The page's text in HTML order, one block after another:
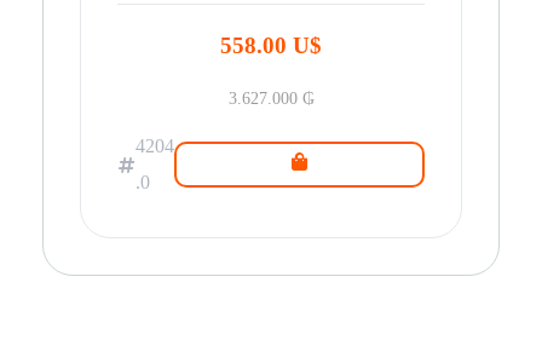
558.00 U$
3.627.000 ₲
4204
.0